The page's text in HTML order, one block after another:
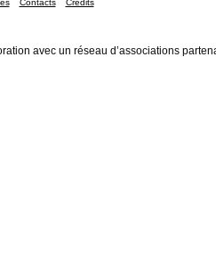
Contacts Crédits
avec un réseau d’associations